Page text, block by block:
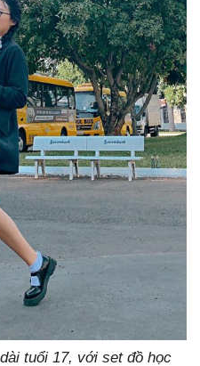
tuổi 17, với set đồ học